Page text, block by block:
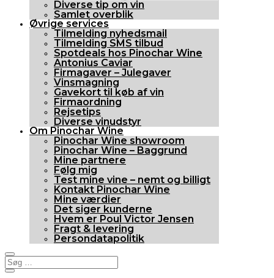
Diverse tip om vin
Samlet overblik
Øvrige services
Tilmelding nyhedsmail
Tilmelding SMS tilbud
Spotdeals hos Pinochar Wine
Antonius Caviar
Firmagaver – Julegaver
Vinsmagning
Gavekort til køb af vin
Firmaordning
Rejsetips
Diverse vinudstyr
Om Pinochar Wine
Pinochar Wine showroom
Pinochar Wine – Baggrund
Mine partnere
Følg mig
Test mine vine – nemt og billigt
Kontakt Pinochar Wine
Mine værdier
Det siger kunderne
Hvem er Poul Victor Jensen
Fragt & levering
Persondatapolitik